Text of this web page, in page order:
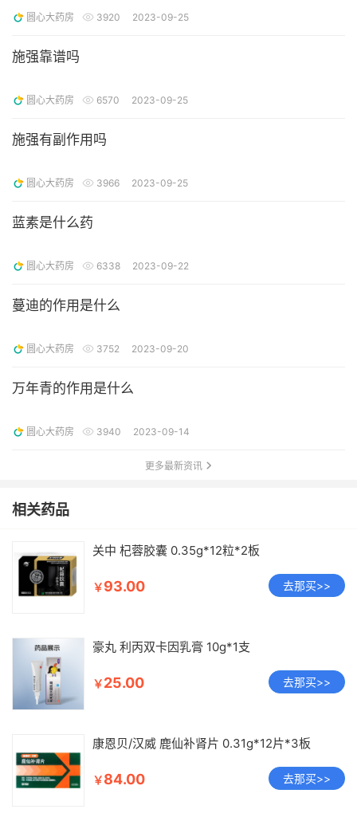
圆心大药房 3920 2023-09-25
施强靠谱吗
圆心大药房 6570 2023-09-25
施强有副作用吗
圆心大药房 3966 2023-09-25
蓝素是什么药
圆心大药房 6338 2023-09-22
蔓迪的作用是什么
圆心大药房 3752 2023-09-20
万年青的作用是什么
圆心大药房 3940 2023-09-14
更多最新资讯
相关药品
关中 杞蓉胶囊 0.35g*12粒*2板
￥93.00 去那买>>
豪丸 利丙双卡因乳膏 10g*1支
￥25.00 去那买>>
康恩贝/汉威 鹿仙补肾片 0.31g*12片*3板
￥84.00 去那买>>